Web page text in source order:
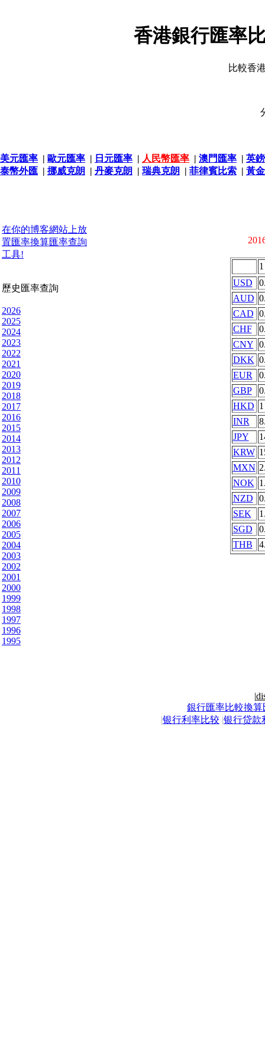
香港銀行匯率
比較香
美元匯率 | 歐元匯率 | 日元匯率 | 人民幣匯率 | 澳門匯率 | 英
泰幣外匯 | 挪威克朗 | 丹麥克朗 | 瑞典克朗 | 菲律賓比索 | 黃
在你的博客網站上放
置匯率換算匯率查詢
工具!
歷史匯率查詢
2026
2025
2024
2023
2022
2021
2020
2019
2018
2017
2016
2015
2014
2013
2012
2011
2010
2009
2008
2007
2006
2005
2004
2003
2002
2001
2000
1999
1998
1997
1996
1995
USD
AUD
CAD
CHF
CNY
DKK
EUR
GBP
HKD 1
INR
JPY
KRW
MXN
NOK
NZD
SEK
SGD
THB
|
銀行匯率比較換算
|银行利率比较 |银行贷款